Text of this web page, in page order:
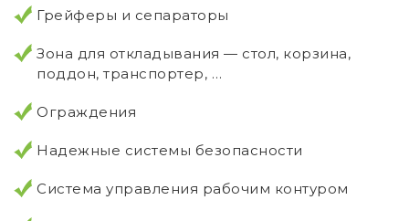
Грейферы и сепараторы
Зона для откладывания — стол, корзина,
поддон, транспортер, …
Ограждения
Надежные системы безопасности
Система управления рабочим контуром